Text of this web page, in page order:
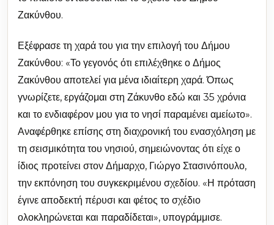
Ζακύνθου.
Εξέφρασε τη χαρά του για την επιλογή του Δήμου
Ζακύνθου: «Το γεγονός ότι επιλέχθηκε ο Δήμος
Ζακύνθου αποτελεί για μένα ιδιαίτερη χαρά. Όπως
γνωρίζετε, εργάζομαι στη Ζάκυνθο εδώ και 35 χρόνια
και το ενδιαφέρον μου για το νησί παραμένει αμείωτο».
Αναφέρθηκε επίσης στη διαχρονική του ενασχόληση με
τη σεισμικότητα του νησιού, σημειώνοντας ότι είχε ο
ίδιος προτείνει στον Δήμαρχο, Γιώργο Στασινόπουλο,
την εκπόνηση του συγκεκριμένου σχεδίου. «Η πρόταση
έγινε αποδεκτή πέρυσι και φέτος το σχέδιο
ολοκληρώνεται και παραδίδεται», υπογράμμισε.